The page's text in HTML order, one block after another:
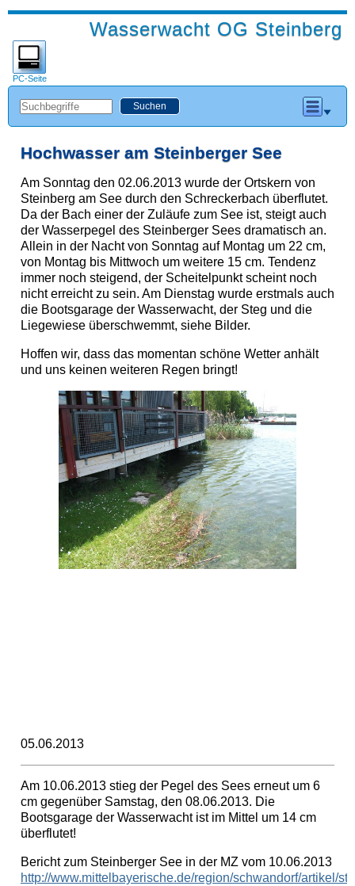
Wasserwacht OG Steinberg
PC-Seite
Hochwasser am Steinberger See
Am Sonntag den 02.06.2013 wurde der Ortskern von
Steinberg am See durch den Schreckerbach überflutet.
Da der Bach einer der Zuläufe zum See ist, steigt auch
der Wasserpegel des Steinberger Sees dramatisch an.
Allein in der Nacht von Sonntag auf Montag um 22 cm,
von Montag bis Mittwoch um weitere 15 cm. Tendenz
immer noch steigend, der Scheitelpunkt scheint noch
nicht erreicht zu sein. Am Dienstag wurde erstmals auch
die Bootsgarage der Wasserwacht, der Steg und die
Liegewiese überschwemmt, siehe Bilder.
Hoffen wir, dass das momentan schöne Wetter anhält
und uns keinen weiteren Regen bringt!
05.06.2013
Am 10.06.2013 stieg der Pegel des Sees erneut um 6
cm gegenüber Samstag, den 08.06.2013. Die
Bootsgarage der Wasserwacht ist im Mittel um 14 cm
überflutet!
Bericht zum Steinberger See in der MZ vom 10.06.2013
http://www.mittelbayerische.de/region/schwandorf/artikel/